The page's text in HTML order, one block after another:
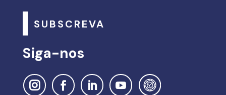
SUBSCREVA
Siga-nos